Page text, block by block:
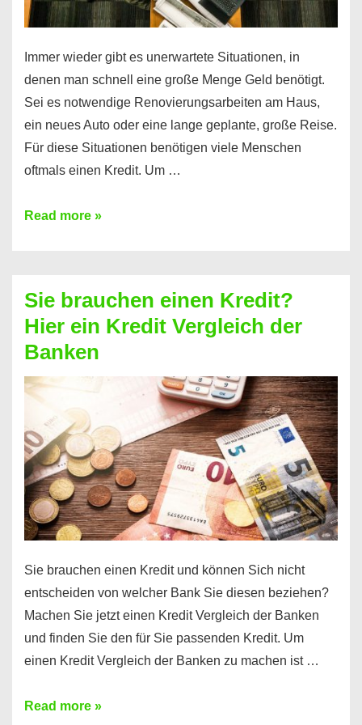
Immer wieder gibt es unerwartete Situationen, in
denen man schnell eine große Menge Geld benötigt.
Sei es notwendige Renovierungsarbeiten am Haus,
ein neues Auto oder eine lange geplante, große Reise.
Für diese Situationen benötigen viele Menschen
oftmals einen Kredit. Um …
Brauchen
Summe
Geld?
Hier
einen
10000
Euro
Kredit
finden
Read more »
Sie brauchen einen Kredit?
Hier ein Kredit Vergleich der
Banken
Sie brauchen einen Kredit und können Sich nicht
entscheiden von welcher Bank Sie diesen beziehen?
Machen Sie jetzt einen Kredit Vergleich der Banken
und finden Sie den für Sie passenden Kredit. Um
einen Kredit Vergleich der Banken zu machen ist …
Sie
Read more »